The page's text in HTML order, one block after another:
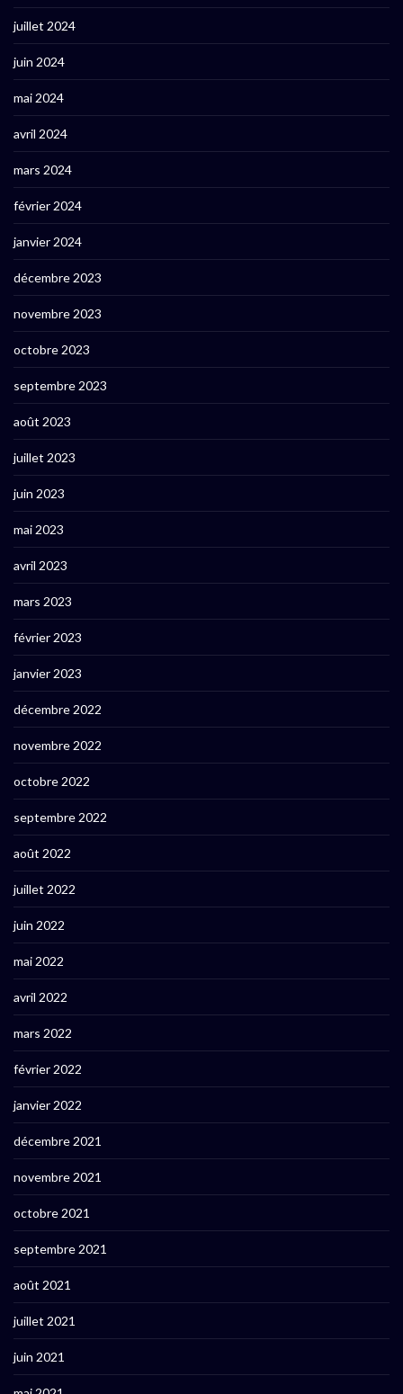
juillet 2024
juin 2024
mai 2024
avril 2024
mars 2024
février 2024
janvier 2024
décembre 2023
novembre 2023
octobre 2023
septembre 2023
août 2023
juillet 2023
juin 2023
mai 2023
avril 2023
mars 2023
février 2023
janvier 2023
décembre 2022
novembre 2022
octobre 2022
septembre 2022
août 2022
juillet 2022
juin 2022
mai 2022
avril 2022
mars 2022
février 2022
janvier 2022
décembre 2021
novembre 2021
octobre 2021
septembre 2021
août 2021
juillet 2021
juin 2021